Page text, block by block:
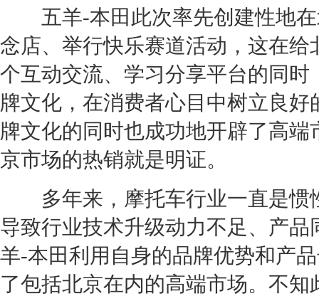
五羊-本田 此次率先创建性地
念店、举行快乐赛道活动，这在
个互动交流、学习分享平台的同
牌文化，在消费者心目中树立良
牌文化的同时也成功地开辟了高
京市场的热销就是明证。
多年来，摩托车行业一直是惯
导致行业技术升级动力不足、产
羊-本田利用自身的品牌优势和产
了包括北京在内的高端市场。不知